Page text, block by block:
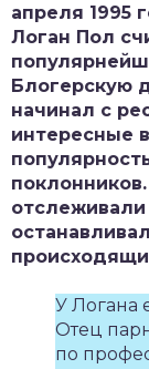
апреля 1995
Логан Пол
Блогерскую
начинал с
интересные
У Логана
Отец
по